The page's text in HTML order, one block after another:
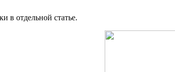
в отдельной статье.